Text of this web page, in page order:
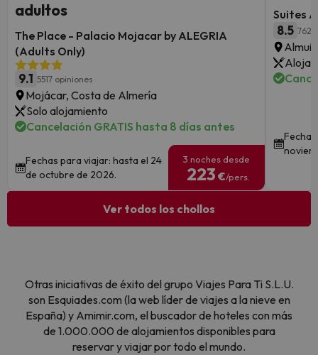
adultos
The Place - Palacio Mojacar by ALEGRIA
(Adults Only)
9.1 5517 opiniones
Mojácar, Costa de Almería
Solo alojamiento
Cancelación GRATIS hasta 8 días antes
Fechas para viajar: hasta el 24
de octubre de 2026.
3 noches desde
223 €/pers.
Suites
8.5 762
Ver todos los chollos
Otras iniciativas de éxito del grupo Viajes Para Ti S.L.U.
son Esquiades.com (la web líder de viajes a la nieve en
España) y Amimir.com, el buscador de hoteles con más
de 1.000.000 de alojamientos disponibles para
reservar y viajar por todo el mundo.